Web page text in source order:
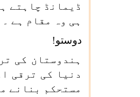
ڈیمانڈ چاہتے
ہی وہ مقام ہے
دوستو!
ہندوستان کی
دنیا کی ترقی
مستحکم بنانے